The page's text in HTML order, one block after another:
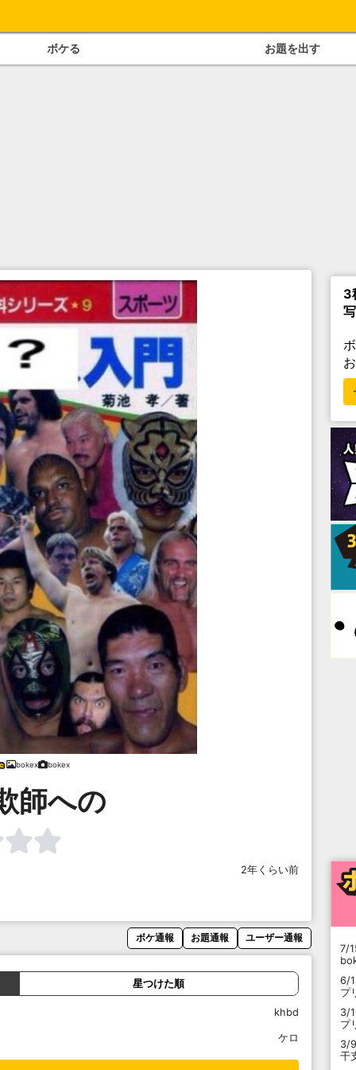
ボケる お題を出す
bokex bokex
師への
2年くらい前
ボケ通報 お題通報 ユーザー通報
星つけた順
khbd
ケロ
3
7/
6/
プ
3/
プ
3/9
干